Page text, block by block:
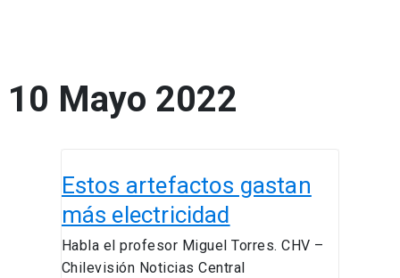
10 Mayo 2022
Estos artefactos gastan
más electricidad
Habla el profesor Miguel Torres. CHV –
Chilevisión Noticias Central
artefactos
gastan
más
electricidad